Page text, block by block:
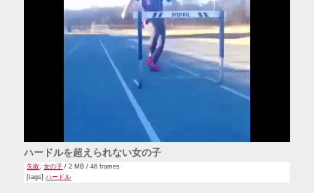
ハードルを超えられない女の子
失敗,女の子 / 2 MB / 46 frames
[tags]ハードル